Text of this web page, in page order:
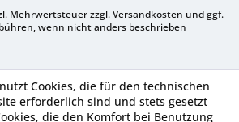
Mehrwertsteuer zzgl.Versandkosten und ggf.
wenn nicht anders beschrieben
Cookies, die für den technischen
erforderlich sind und stets gesetzt
die den Komfort bei Benutzung